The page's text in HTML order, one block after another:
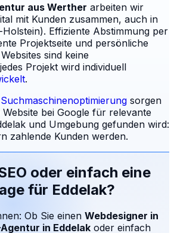
aus Werther arbeiten wir
mit Kunden zusammen, auch in
Holstein). Effiziente Abstimmung per
Projektseite und persönliche
sind keine
Projekt wird individuell
.
sorgen
bei Google für relevante
und Umgebung gefunden wird:
zahlende Kunden werden.
oder einfach eine
für Eddelak?
Ob Sie einen Webdesigner in
in Eddelak oder einfach